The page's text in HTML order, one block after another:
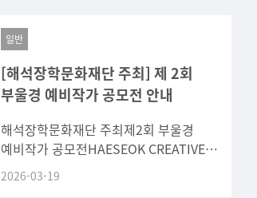
일반
[해석장학문화재단 주최] 제 2회
부울경 예비작가 공모전 안내
해석장학문화재단 주최제2회 부울경
예비작가 공모전HAESEOK CREATIVE
AWARD○ 행사 개요- 참여 대상 : 부울경
소재 5개 대학교 미술관련
2026-03-19